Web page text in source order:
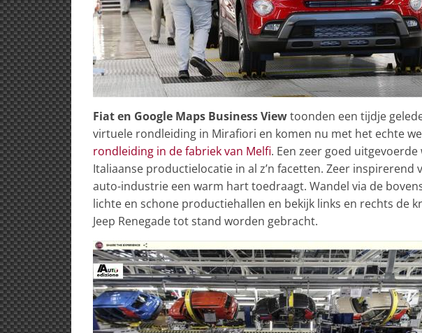
Fiat en Google Maps Business Viewtoonden een tijdje
virtuele rondleiding in Mirafiori en komen nu met het echte
rondleiding in de fabriek van Melfi. Een zeer goed uitgevoerde
Italiaanse productielocatie in al z’n facetten. Zeer inspirerend
auto-industrie een warm hart toedraagt. Wandel via de
lichte en schone productiehallen en bekijk links en rechts de
Jeep Renegade tot stand worden gebracht.